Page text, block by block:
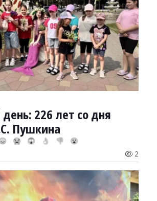
226 лет со дня
Пушкина
😭 😱 👌 👎 😮
2